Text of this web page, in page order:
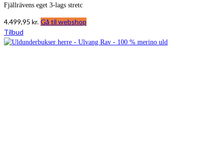
Fjällrävens eget 3-lags stretc
4.499,95 kr. Gå til webshop
Tilbud